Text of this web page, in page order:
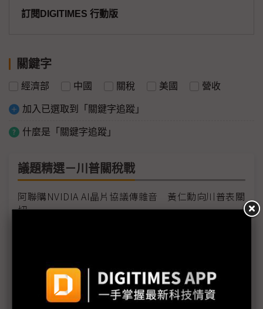
訂閱DIGITIMES 行動版
關鍵字
經濟部 中國 關稅 美國 營收
加入已選取到「關鍵字追蹤」
什麼是「關鍵字追蹤」
議題精選－川普關稅戰
阿聯購NVIDIA AI晶片協議傳雜音 黃仁勳向川普表關
切
Wolfspeed聲請破產 重整求轉機
弘憶衝刺2025全年營收成長 AI、車載新案添柴火